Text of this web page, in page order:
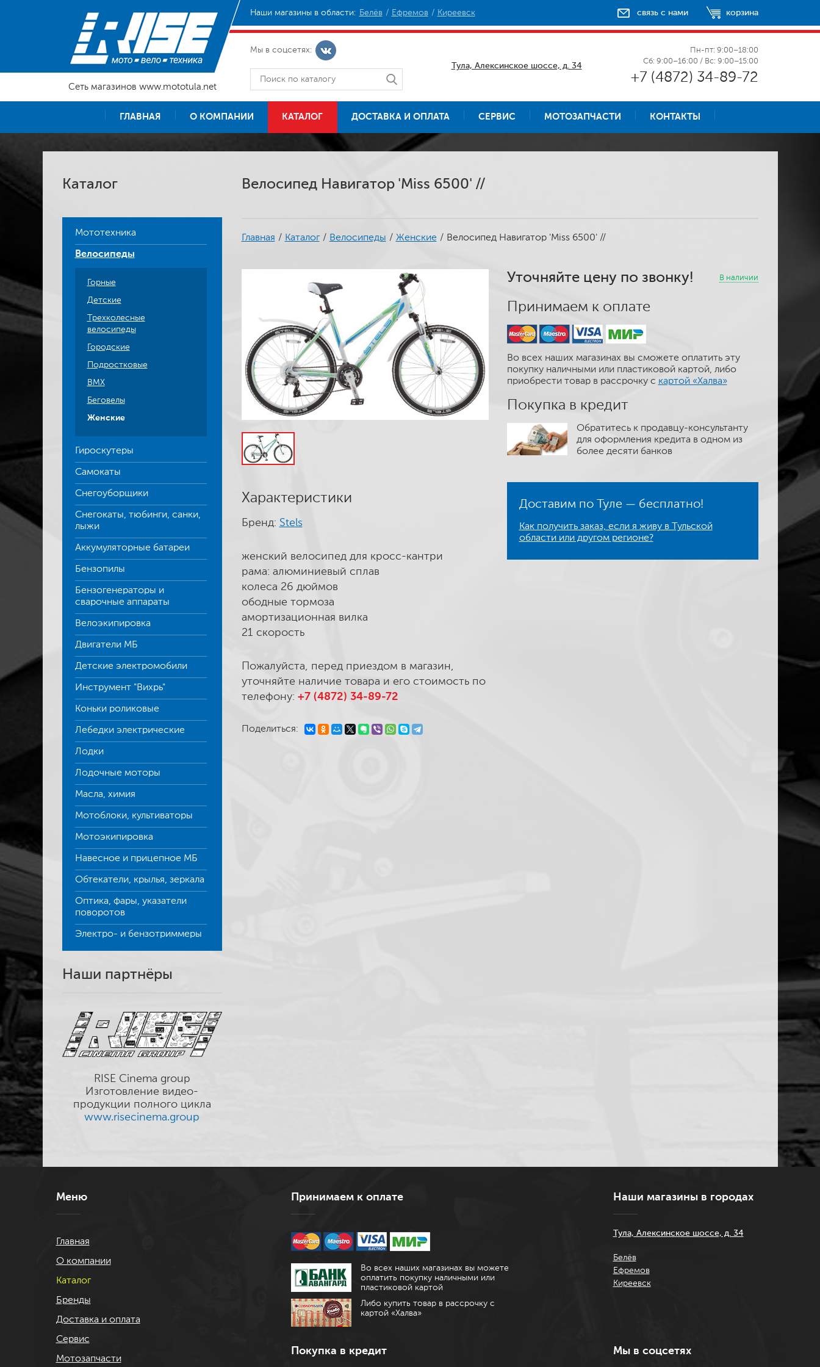
Сеть магазинов www.mototula.net
Наши магазины в области: Белёв Ефремов Киреевск корзина
связь с нами
Мы в соцсетях:
Тула, Алексинское шоссе, д. 34
Пн-пт: 9:00–18:00
Сб: 9:00–16:00 / Вс: 9:00–15:00
+7 (4872) 34-89-72
ГЛАВНАЯ О КОМПАНИИ КАТАЛОГ ДОСТАВКА И ОПЛАТА СЕРВИС МОТОЗАПЧАСТИ КОНТАКТЫ
Каталог
Мототехника
Велосипеды
Горные
Детские
Трехколесные
велосипеды
Городские
Подростковые
BMX
Беговелы
Женские
Гироскутеры
Самокаты
Снегоуборщики
Снегокаты, тюбинги, санки,
лыжи
Аккумуляторные батареи
Бензопилы
Бензогенераторы и
сварочные аппараты
Велоэкипировка
Двигатели МБ
Детские электромобили
Инструмент "Вихрь"
Коньки роликовые
Лебедки электрические
Лодки
Лодочные моторы
Масла, химия
Мотоблоки, культиваторы
Мотоэкипировка
Навесное и прицепное МБ
Обтекатели, крылья, зеркала
Оптика, фары, указатели
поворотов
Электро- и бензотриммеры
Наши партнёры
RISE Cinema group
Изготовление видео-
продукции полного цикла
www.risecinema.group
Велосипед Навигатор 'Miss 6500' //
Главная / Каталог / Велосипеды / Женские / Велосипед Навигатор 'Miss 6500' //
Характеристики
Бренд: Stels
женский велосипед для кросс-кантри
рама: алюминиевый сплав
колеса 26 дюймов
ободные тормоза
амортизационная вилка
21 скорость
Пожалуйста, перед приездом в магазин,
уточняйте наличие товара и его стоимость по
телефону: +7 (4872) 34-89-72
Поделиться:
Уточняйте цену по звонку! В наличии
Принимаем к оплате
Во всех наших магазинах вы сможете оплатить эту
покупку наличными или пластиковой картой, либо
приобрести товар в рассрочку с картой «Халва»
Покупка в кредит
Обратитесь к продавцу-консультанту
для оформления кредита в одном из
более десяти банков
Доставим по Туле — бесплатно!
Как получить заказ, если я живу в Тульской
области или другом регионе?
Меню
Главная
О компании
Каталог
Бренды
Доставка и оплата
Сервис
Мотозапчасти
Принимаем к оплате
Во всех наших магазинах вы можете
оплатить покупку наличными или
пластиковой картой
Либо купить товар в рассрочку с
картой «Халва»
Наши магазины в городах
Тула, Алексинское шоссе, д. 34
Белёв
Ефремов
Киреевск
Покупка в кредит Мы в соцсетях